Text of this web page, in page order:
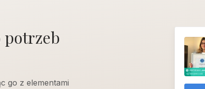
potrzeb
go z elementami